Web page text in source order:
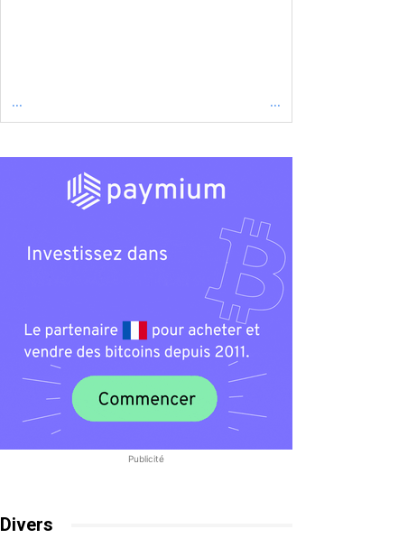
... ...
Publicité
Divers